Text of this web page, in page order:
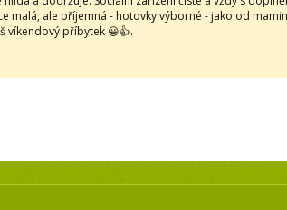
malá, ale příjemná - hotovky výborné - jako od
víkendový příbytek 😀👍.